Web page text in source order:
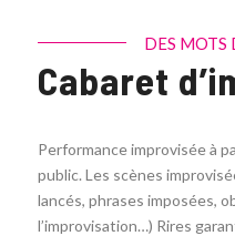
DES MOTS
Cabaret
Performance improvisée à
public. Les scènes
lancés, phrases imposées,
l’improvisation…) Rires